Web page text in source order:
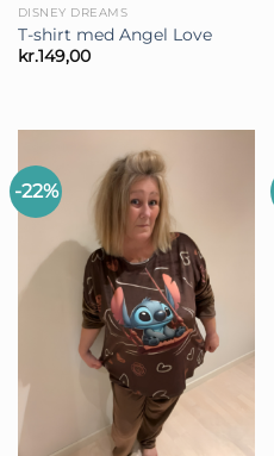
DISNEY DREAMS
T-shirt med Angel Love
kr.149,00
-22%